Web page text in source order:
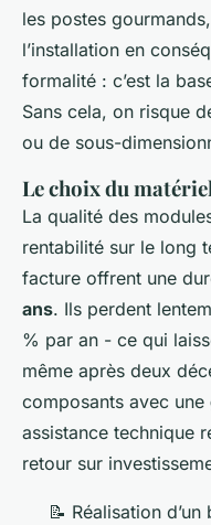
les postes
l’installation en
formalité : c’est la
Sans cela, on risque
ou de sous-
Le choix du
La qualité des
rentabilité sur le long
facture offrent une
ans. Ils perdent
% par an - ce qui
même après deux
composants avec une
assistance technique
retour sur
📝 Réalisation